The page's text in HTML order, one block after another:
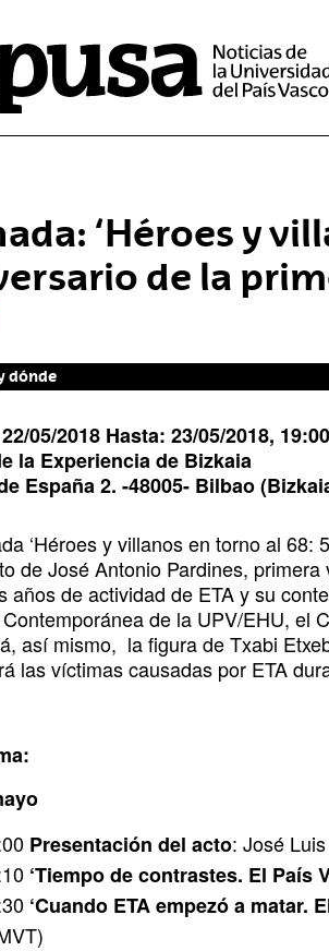
‘Héroes y
de la
dónde
22/05/2018 Hasta: 23/05/2018, 19:00
la Experiencia de Bizkaia
España 2. -48005- Bilbao
‘Héroes y villanos en torno al 68:
de José Antonio Pardines,
años de actividad de ETA y su
de la UPV/EHU, el
así mismo, la figura de Txabi
las víctimas causadas por ETA
Presentación del acto: José
‘Tiempo de contrastes. El País
‘Cuando ETA empezó a matar.